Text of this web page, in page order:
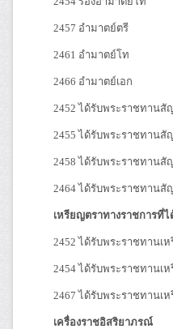
2457 อำมาตย์ตรี
2461 อำมาตย์โท
2466 อำมาตย์เอก
2452 ได้รับพระราชทาน
2455 ได้รับพระราชทานสั
2458 ได้รับพระราชทานสั
2464 ได้รับพระราชทานสั
เหรียญตราทางราชการที่ไ
2452 ได้รับพระราชทานเ
2454 ได้รับพระราชทานเ
2467 ได้รับพระราชทานเ
เครื่องราชอิสริยาภรณ์